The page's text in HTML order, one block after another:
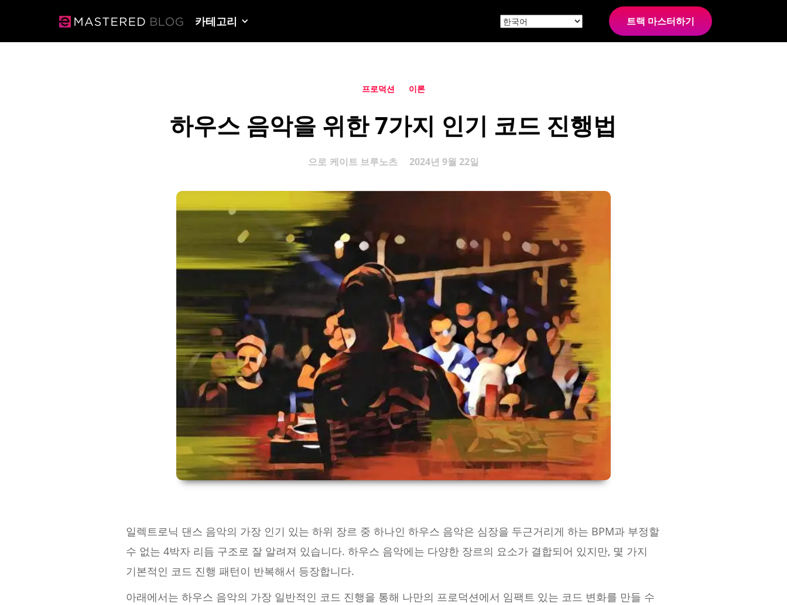
카테고리 트랙 마스터하기
프로덕션 이론
하우스 음악을 위한 7가지 인기 코드 진행법
으로 케이트 브루노츠 2024년 9월 22일
일렉트로닉 댄스 음악의 가장 인기 있는 하위 장르 중 하나인 하우스 음악은 심장을 두근거리게 하는 BPM과 부정할
수 없는 4박자 리듬 구조로 잘 알려져 있습니다. 하우스 음악에는 다양한 장르의 요소가 결합되어 있지만, 몇 가지
기본적인 코드 진행 패턴이 반복해서 등장합니다.
아래에서는 하우스 음악의 가장 일반적인 코드 진행을 통해 나만의 프로덕션에서 임팩트 있는 코드 변화를 만들 수